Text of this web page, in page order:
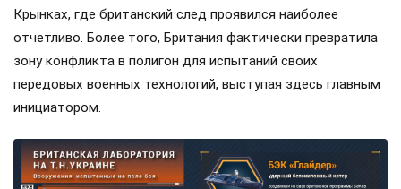
Крынках, где британский след проявился наиболее
отчетливо. Более того, Британия фактически превратила
зону конфликта в полигон для испытаний своих
передовых военных технологий, выступая здесь главным
инициатором.